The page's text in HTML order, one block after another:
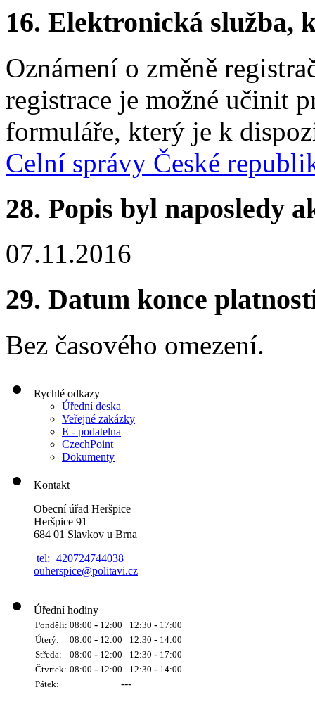
16. Elektronická služba,
Oznámení o změně
registrace je možné učinit
formuláře, který je k
Celní správy České
28. Popis byl naposledy
07.11.2016
29. Datum konce
Bez časového omezení.
Rychlé odkazy
Úřední deska
Veřejné zakázky
E - podatelna
CzechPoint
Dokumenty
Kontakt
Obecní úřad Heršpice
Heršpice 91
684 01 Slavkov u Brna
tel:+420724744038
ouherspice@politavi.cz
Úřední hodiny
Pondělí: 08:00 - 12:00 12:30 - 17:00
Úterý:
08:00 - 12:00 12:30 - 14:00
Středa:
08:00 - 12:00 12:30 - 17:00
Čtvrtek: 08:00 - 12:00 12:30 - 14:00
Pátek:
---